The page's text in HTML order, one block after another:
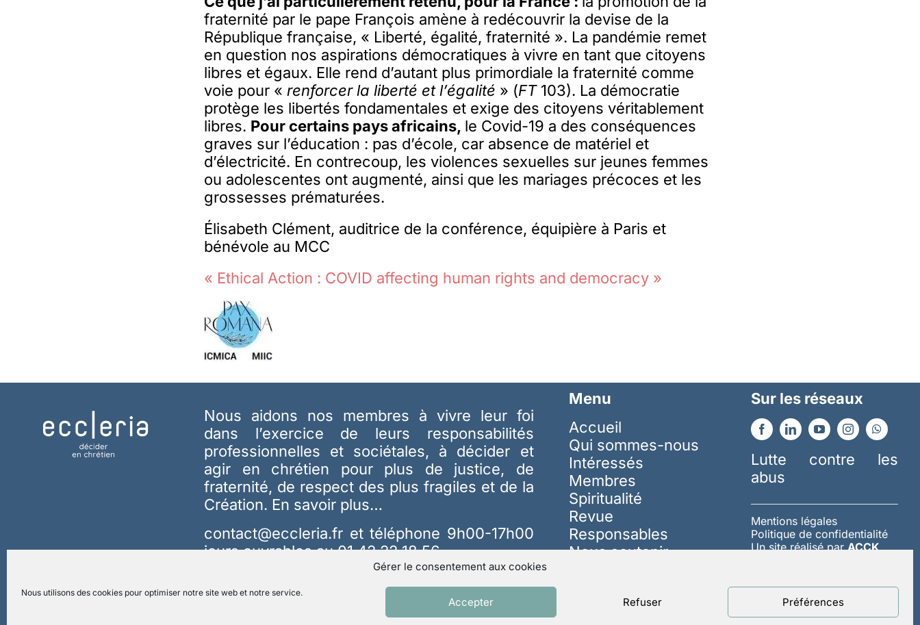
Gérer le consentement aux cookies
Nous utilisons des cookies pour optimiser notre site web et notre service.
Accepter Refuser Préférences
fraternité par le pape François amène à redécouvrir la devise de la
République française, « Liberté, égalité, fraternité ». La pandémie remet
en question nos aspirations démocratiques à vivre en tant que citoyens
libres et égaux. Elle rend d’autant plus primordiale la fraternité comme
voie pour «renforcer la liberté et l’égalité » (FT103). La démocratie
protège les libertés fondamentales et exige des citoyens véritablement
libres. Pour certains pays africains, le Covid-19 a des conséquences
graves sur l’éducation : pas d’école, car absence de matériel et
d’électricité. En contrecoup, les violences sexuelles sur jeunes femmes
ou adolescentes ont augmenté, ainsi que les mariages précoces et les
grossesses prématurées.
Élisabeth Clément, auditrice de la conférence, équipière à Paris et
bénévole au MCC
« Ethical Action : COVID affecting human rights and democracy »
Nous aidons nos membres à vivre leur foi
dans l’exercice de leurs responsabilités
professionnelles et sociétales, à décider et
agir en chrétien pour plus de justice, de
fraternité, de respect des plus fragiles et de la
Création. En savoir plus…
contact@eccleria.fr et téléphone 9h00-17h00
jours ouvrables au 01 42 22 18 56
Menu
Accueil
Qui sommes-nous
Intéressés
Membres
Spiritualité
Revue
Responsables
Nous soutenir
Sur les réseaux
Lutte contre les
abus
Mentions légales
Politique de confidentialité
Un site réalisé parACCK